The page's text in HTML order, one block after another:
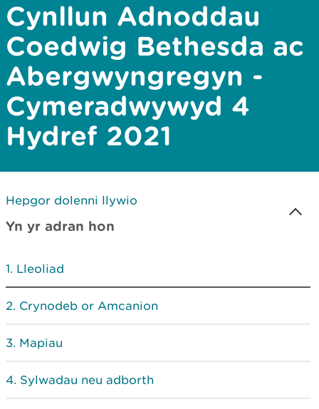
Cynllun Adnoddau
Coedwig Bethesda ac
Abergwyngregyn -
Cymeradwywyd 4
Hydref 2021
Hepgor dolenni llywio
Yn yr adran hon
Lleoliad
Crynodeb or Amcanion
Mapiau
Sylwadau neu adborth